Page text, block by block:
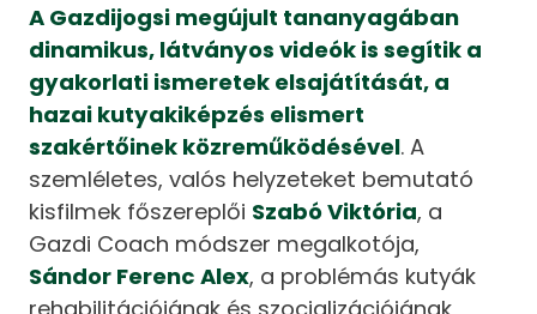
A Gazdijogsi megújult tananyagában
dinamikus, látványos videók is segítik a
gyakorlati ismeretek elsajátítását, a
hazai kutyakiképzés elismert
szakértőinek közreműködésével. A
szemléletes, valós helyzeteket bemutató
kisfilmek főszereplői Szabó Viktória, a
Gazdi Coach módszer megalkotója,
Sándor Ferenc Alex, a problémás kutyák